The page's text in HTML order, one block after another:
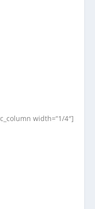
width=“1/4″]